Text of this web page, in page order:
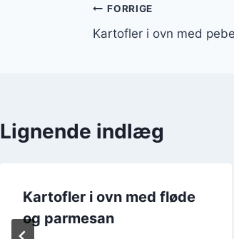
FORRIGE
Kartofler i ovn med
Lignende indlæg
Kartofler i ovn med fløde
og parmesan